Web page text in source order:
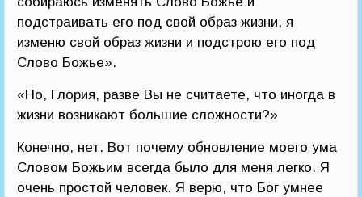
подстраивать его под свой образ жизни, я
изменю свой образ жизни и подстрою его под
Слово Божье».
«Но, Глория, разве Вы не считаете, что иногда в
жизни возникают большие сложности?»
Конечно, нет. Вот почему обновление моего ума
Словом Божьим всегда было для меня легко. Я
очень простой человек. Я верю, что Бог умнее